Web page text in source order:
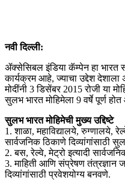
नवी दिल्ली:
ॲक्सेसिबल इंडिया कॅम्पेन हा भारत
कार्यक्रम आहे, ज्याचा उद्देश
मोदींनी 3 डिसेंबर 2015 रोजी या
सुलभ भारत मोहिमेला 9 वर्षे पूर्ण
सुलभ भारत मोहिमेची मुख्य उद्दिष्टे
1. शाळा, महाविद्यालये, रुग्णालये,
सार्वजनिक ठिकाणे दिव्यांगांसाठी
2. बस, रेल्वे, मेट्रो इत्यादी
3. माहिती आणि संप्रेषण तंत्रज्ञान
दिव्यांगांसाठी प्रवेशयोग्य बनवणे.